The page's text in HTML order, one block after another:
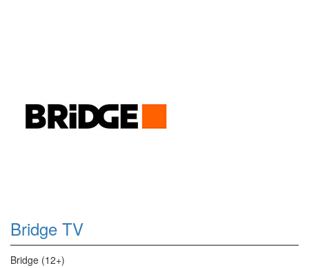
Bridge TV
Bridge (12+)